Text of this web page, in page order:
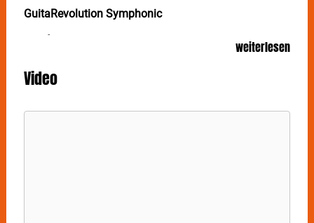
GuitaRevolution Symphonic
CAFÉ DEL MUNDO liefert "Guitartainment" der
Extraklasse. Am 25. März performen Jan Pascal und
Alexander Kilian in der Stuttgarter Liederhalle ihre
Songs gemeinsam mit der Neuen Philharmonie
weiterlesen
Video